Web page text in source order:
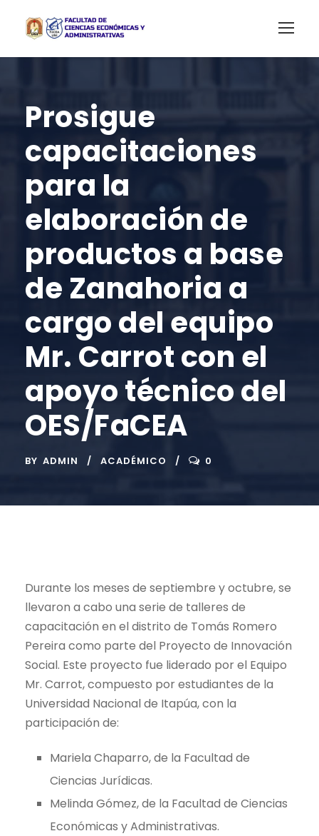
Prosigue
capacitaciones
para la
elaboración de
productos a base
de Zanahoria a
cargo del equipo
Mr. Carrot con el
apoyo técnico del
OES/FaCEA
BY ADMIN ACADÉMICO 0
Durante los meses de septiembre y octubre, se
llevaron a cabo una serie de talleres de
capacitación en el distrito de Tomás Romero
Pereira como parte del Proyecto de Innovación
Social. Este proyecto fue liderado por el Equipo
Mr. Carrot, compuesto por estudiantes de la
Universidad Nacional de Itapúa, con la
participación de:
Mariela Chaparro, de la Facultad de
Ciencias Jurídicas.
Melinda Gómez, de la Facultad de Ciencias
Económicas y Administrativas.